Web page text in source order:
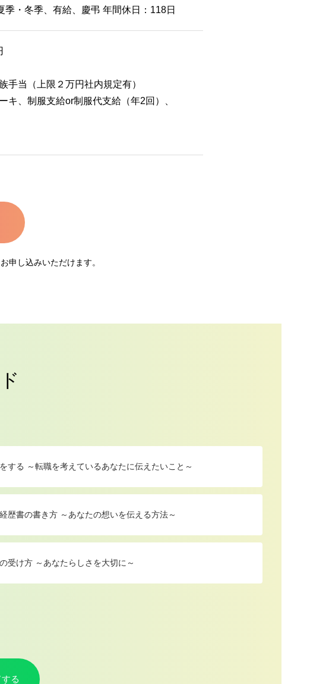
・冬季、有給、慶弔 年間休日：118日
手当（上限２万円社内規定有）
キ、制服支給or制服代支給（年2回）、
申し込みいただけます。
する ～転職を考えているあなたに伝えたいこと～
歴書の書き方 ～あなたの想いを伝える方法～
受け方 ～あなたらしさを大切に～
る